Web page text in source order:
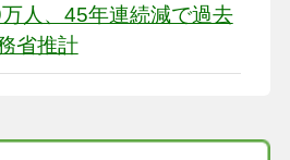
人、45年連続減で過去
省推計